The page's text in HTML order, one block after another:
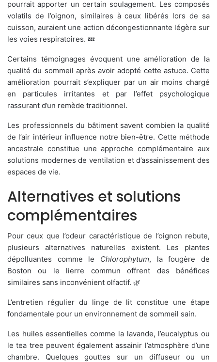
pourrait apporter un certain soulagement. Les composés
volatils de l’oignon, similaires à ceux libérés lors de sa
cuisson, auraient une action décongestionnante légère sur
les voies respiratoires. 💤
Certains témoignages évoquent une amélioration de la
qualité du sommeil après avoir adopté cette astuce. Cette
amélioration pourrait s’expliquer par un air moins chargé
en particules irritantes et par l’effet psychologique
rassurant d’un remède traditionnel.
Les professionnels du bâtiment savent combien la qualité
de l’air intérieur influence notre bien-être. Cette méthode
ancestrale constitue une approche complémentaire aux
solutions modernes de ventilation et d’assainissement des
espaces de vie.
Alternatives et solutions
complémentaires
Pour ceux que l’odeur caractéristique de l’oignon rebute,
plusieurs alternatives naturelles existent. Les plantes
dépolluantes comme le Chlorophytum, la fougère de
Boston ou le lierre commun offrent des bénéfices
similaires sans inconvénient olfactif. 🌿
L’entretien régulier du linge de lit constitue une étape
fondamentale pour un environnement de sommeil sain.
Les huiles essentielles comme la lavande, l’eucalyptus ou
le tea tree peuvent également assainir l’atmosphère d’une
chambre. Quelques gouttes sur un diffuseur ou un